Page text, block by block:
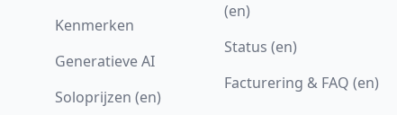
Kenmerken
Generatieve AI
Soloprijzen (en)
(en)
Status (en)
Facturering & FAQ (en)